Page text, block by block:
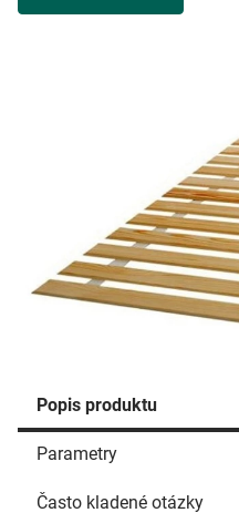
Popis produktu
Parametry
Často kladené otázky